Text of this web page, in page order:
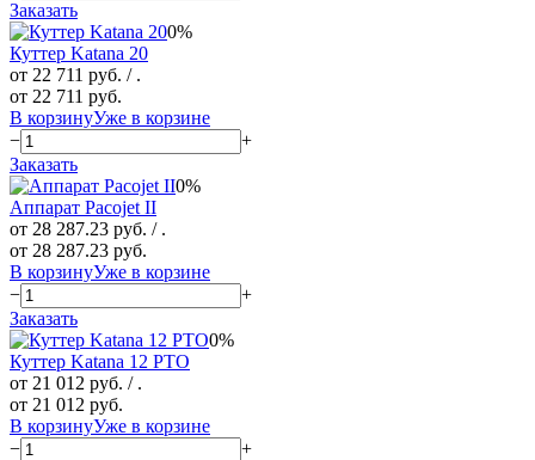
Заказать
0%
Куттер Katana 20
от 22 711 руб. / .
от 22 711 руб.
В корзинуУже в корзине
−
+
Заказать
0%
Аппарат Pacojet II
от 28 287.23 руб. / .
от 28 287.23 руб.
В корзинуУже в корзине
−
+
Заказать
0%
Куттер Katana 12 PTO
от 21 012 руб. / .
от 21 012 руб.
В корзинуУже в корзине
−
+